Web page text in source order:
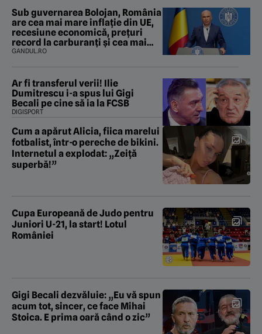
Sub guvernarea Bolojan, România
are cea mai mare inflație din UE,
recesiune economică, prețuri
record la carburanți și cea mai
gravă criză energetică de la
dacă își cere scuze
GANDUL.RO
Ar fi transferul verii! Ilie
Dumitrescu i-a spus lui Gigi
Becali pe cine să ia la FCSB
DIGISPORT
Cum a apărut Alicia, fiica marelui
fotbalist, într-o pereche de bikini.
Internetul a explodat: „Zeiță
superbă!”
Cupa Europeană de Judo pentru
Juniori U-21, la start! Lotul
României
Gigi Becali dezvăluie: „Eu vă spun
acum tot, sincer, ce face Mihai
Stoica. E prima oară când o zic”